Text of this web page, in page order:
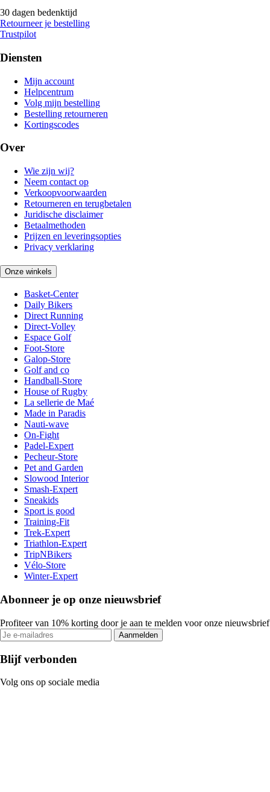
30 dagen bedenktijd
Retourneer je bestelling
Trustpilot
Diensten
Mijn account
Helpcentrum
Volg mijn bestelling
Bestelling retourneren
Kortingscodes
Over
Wie zijn wij?
Neem contact op
Verkoopvoorwaarden
Retourneren en terugbetalen
Juridische disclaimer
Betaalmethoden
Prijzen en leveringsopties
Privacy verklaring
Onze winkels
Basket-Center
Daily Bikers
Direct Running
Direct-Volley
Espace Golf
Foot-Store
Galop-Store
Golf and co
Handball-Store
House of Rugby
La sellerie de Maé
Made in Paradis
Nauti-wave
On-Fight
Padel-Expert
Pecheur-Store
Pet and Garden
Slowood Interior
Smash-Expert
Sneakids
Sport is good
Training-Fit
Trek-Expert
Triathlon-Expert
TripNBikers
Vélo-Store
Winter-Expert
Abonneer je op onze nieuwsbrief
Profiteer van 10% korting door je aan te melden voor onze nieuwsbrief
Aanmelden
Blijf verbonden
Volg ons op sociale media